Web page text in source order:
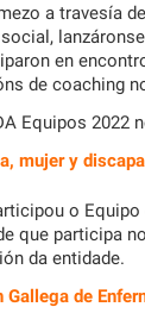
a travesía de
en
de coaching
Equipos
mujer y
o
que participa
da entidade.
Gallega de